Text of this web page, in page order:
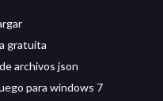
gratuita
archivos json
para windows 7